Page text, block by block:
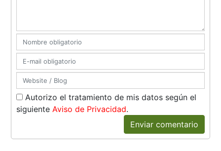
Autorizo el tratamiento de mis datos según el
siguienteAviso de Privacidad.
Enviar comentario